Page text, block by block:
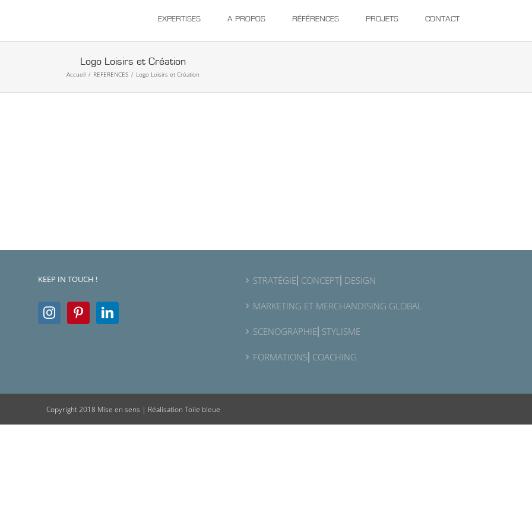
EXPERTISES A PROPOS RÉFÉRENCES PROJETS CONTACT
Logo Loisirs et Création
Accueil / REFERENCES / Logo Loisirs et Création
KEEP IN TOUCH ! STRATÉGIE⎜CONCEPT⎜DESIGN
MARKETING ET MERCHANDISING GLOBAL
SCENOGRAPHIE⎜STYLISME
FORMATIONS⎜COACHING
Copyright 2018 Mise en sens | Réalisation Toile bleue